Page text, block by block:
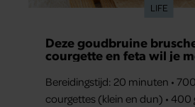
LIFE
Deze goudbruine
courgette en feta wil je
Bereidingstijd: 20 minuten •
courgettes (klein en dun) • 400